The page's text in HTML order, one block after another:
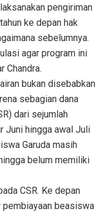
pengiriman
ke depan hak
sebelumnya.
agar program ini
Chandra.
bukan disebabkan
sebagian dana
dari sejumlah
Juni hingga awal Juli
Garuda masih
belum memiliki
CSR. Ke depan
pembiayaan beasiswa